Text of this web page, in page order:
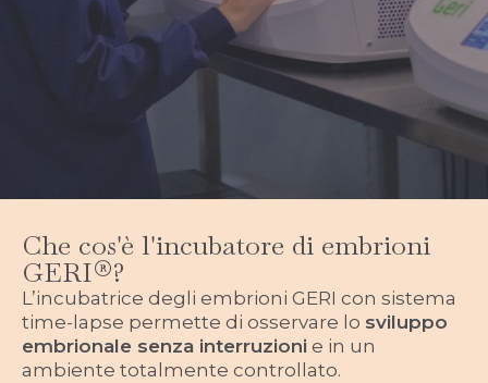
Che cos'è l'incubatore di embrioni
GERI®?
L’incubatrice degli embrioni GERI con sistema
time-lapse permette di osservare lo sviluppo
embrionale senza interruzioni e in un
ambiente totalmente controllato.